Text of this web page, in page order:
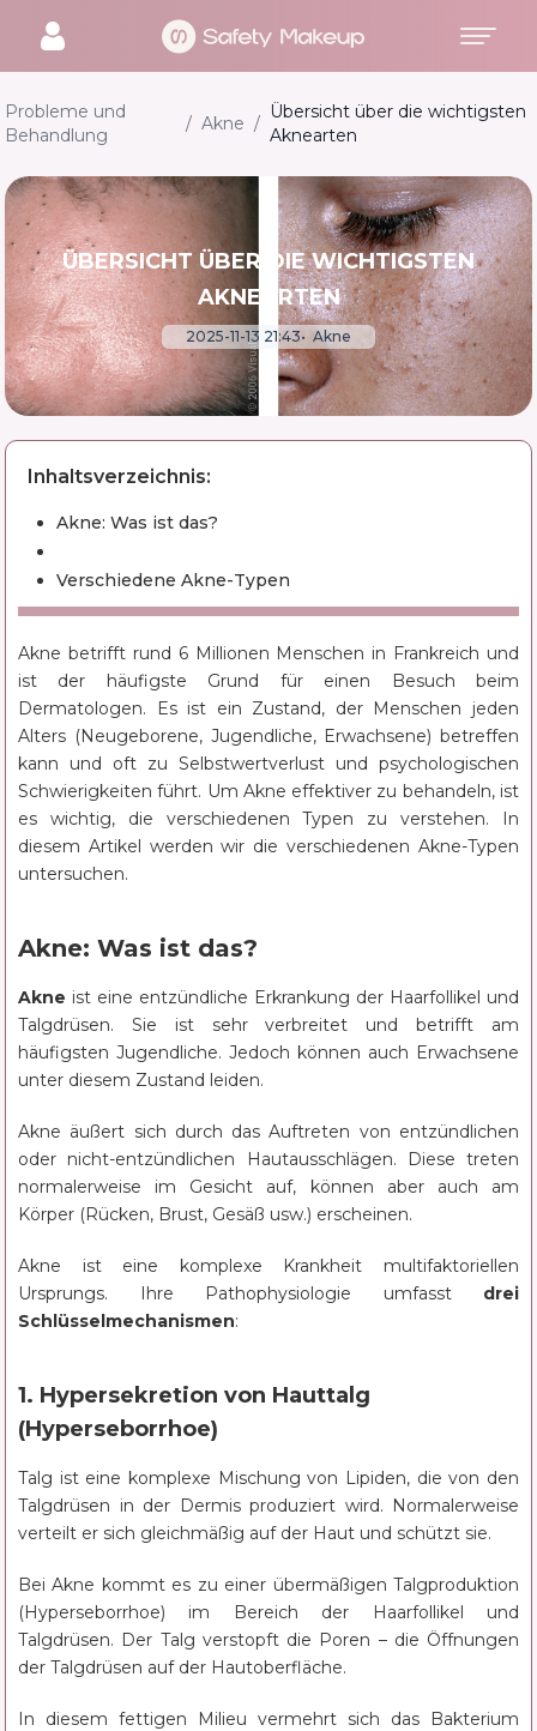
Probleme und
Behandlung
/ Akne /
Übersicht über die wichtigsten
Aknearten
ÜBERSICHT ÜBER DIE WICHTIGSTEN
AKNEARTEN
2025-11-13 21:43 Akne
Inhaltsverzeichnis:
Akne: Was ist das?
Verschiedene Akne-Typen
Akne betrifft rund 6 Millionen Menschen in Frankreich und
ist der häufigste Grund für einen Besuch beim
Dermatologen. Es ist ein Zustand, der Menschen jeden
Alters (Neugeborene, Jugendliche, Erwachsene) betreffen
kann und oft zu Selbstwertverlust und psychologischen
Schwierigkeiten führt. Um Akne effektiver zu behandeln, ist
es wichtig, die verschiedenen Typen zu verstehen. In
diesem Artikel werden wir die verschiedenen Akne-Typen
untersuchen.
Akne: Was ist das?
Akne ist eine entzündliche Erkrankung der Haarfollikel und
Talgdrüsen. Sie ist sehr verbreitet und betrifft am
häufigsten Jugendliche. Jedoch können auch Erwachsene
unter diesem Zustand leiden.
Akne äußert sich durch das Auftreten von entzündlichen
oder nicht-entzündlichen Hautausschlägen. Diese treten
normalerweise im Gesicht auf, können aber auch am
Körper (Rücken, Brust, Gesäß usw.) erscheinen.
Akne ist eine komplexe Krankheit multifaktoriellen
Ursprungs. Ihre Pathophysiologie umfasst drei
Schlüsselmechanismen:
1. Hypersekretion von Hauttalg
(Hyperseborrhoe)
Talg ist eine komplexe Mischung von Lipiden, die von den
Talgdrüsen in der Dermis produziert wird. Normalerweise
verteilt er sich gleichmäßig auf der Haut und schützt sie.
Bei Akne kommt es zu einer übermäßigen Talgproduktion
(Hyperseborrhoe) im Bereich der Haarfollikel und
Talgdrüsen. Der Talg verstopft die Poren – die Öffnungen
der Talgdrüsen auf der Hautoberfläche.
In diesem fettigen Milieu vermehrt sich das Bakterium